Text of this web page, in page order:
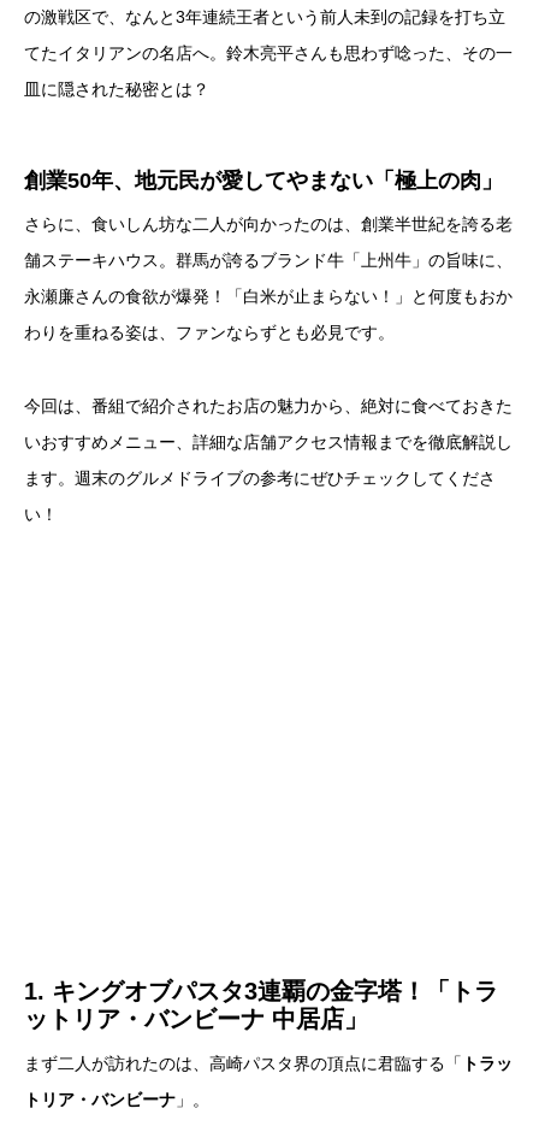
の激戦区で、なんと3年連続王者という前人未到の記録を打ち立
てたイタリアンの名店へ。鈴木亮平さんも思わず唸った、その一
皿に隠された秘密とは？
創業50年、地元民が愛してやまない「極上の肉」
さらに、食いしん坊な二人が向かったのは、創業半世紀を誇る老
舗ステーキハウス。群馬が誇るブランド牛「上州牛」の旨味に、
永瀬廉さんの食欲が爆発！「白米が止まらない！」と何度もおか
わりを重ねる姿は、ファンならずとも必見です。
今回は、番組で紹介されたお店の魅力から、絶対に食べておきた
いおすすめメニュー、詳細な店舗アクセス情報までを徹底解説し
ます。週末のグルメドライブの参考にぜひチェックしてくださ
い！
1. キングオブパスタ3連覇の金字塔！「トラ
ットリア・バンビーナ 中居店」
まず二人が訪れたのは、高崎パスタ界の頂点に君臨する「 トラッ
トリア・バンビーナ 」。